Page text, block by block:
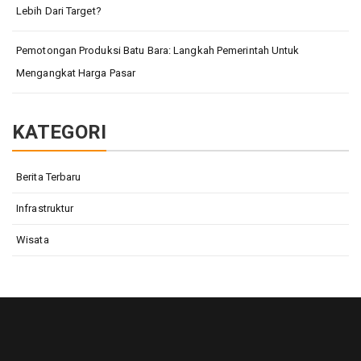
Lebih Dari Target?
Pemotongan Produksi Batu Bara: Langkah Pemerintah Untuk
Mengangkat Harga Pasar
KATEGORI
Berita Terbaru
Infrastruktur
Wisata